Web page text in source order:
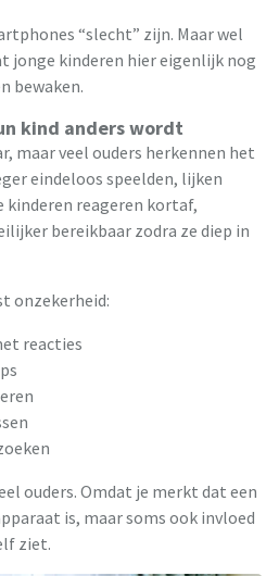
“slecht” zijn. Maar wel
jonge kinderen hier eigenlijk nog
bewaken.
kind anders wordt
maar veel ouders herkennen het
eindeloos speelden, lijken
kinderen reageren kortaf,
bereikbaar zodra ze diep in
onzekerheid:
reacties
ouders. Omdat je merkt dat een
is, maar soms ook invloed
ziet.